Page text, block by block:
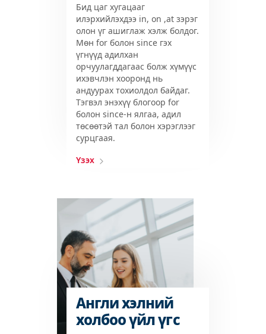
Бид цаг хугацааг
илэрхийлэхдээ in, on ,at зэрэг
олон үг ашиглаж хэлж болдог.
Мөн for болон since гэх
үгнүүд адилхан
орчуулагддагаас болж хүмүүс
ихэвчлэн хооронд нь
андуурах тохиолдол байдаг.
Тэгвэл энэхүү блогоор for
болон since-н ялгаа, адил
төсөөтэй тал болон хэрэглээг
сурцгаая.
Үзэх
Англи хэлний
холбоо үйл үгс